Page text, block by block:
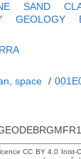
SAND
GEOLOGY
space /
CC BY 4.0 Inist-